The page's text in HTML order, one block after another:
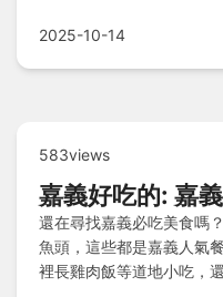
2025-10-14
583views
嘉義好吃的: 嘉
還在尋找嘉義必吃美食嗎
魚頭，這些都是嘉義人氣
裡長雞肉飯等道地小吃，